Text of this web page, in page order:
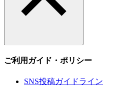
ご利用ガイド・ポリシー
SNS投稿ガイドライン